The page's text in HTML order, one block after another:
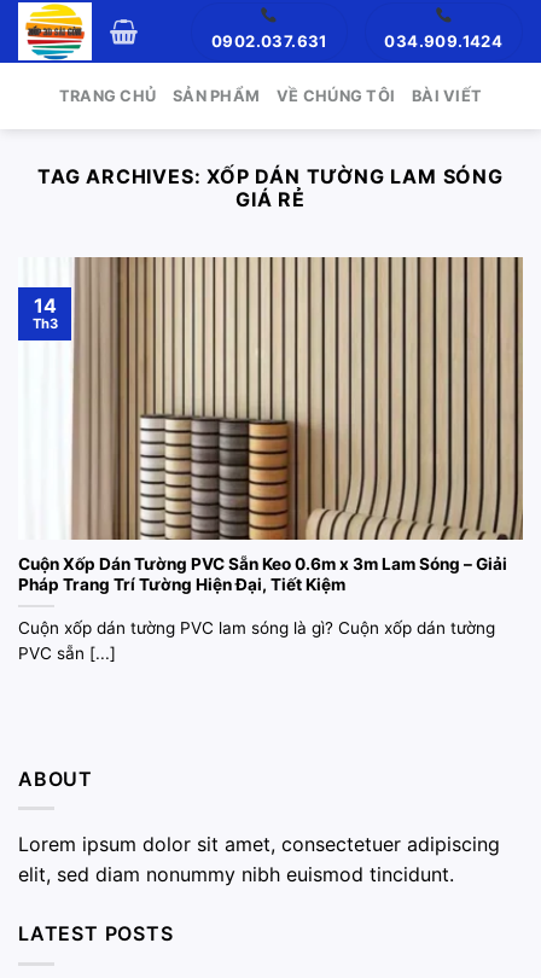
Skip
0902.037.631 034.909.1424
TRANG CHỦ SẢN PHẨM VỀ CHÚNG TÔI BÀI VIẾT
TAG ARCHIVES:XỐP DÁN TƯỜNG LAM SÓNG
GIÁ RẺ
Cuộn Xốp Dán Tường PVC Sẵn Keo 0.6m x 3m Lam Sóng – Giải
Pháp Trang Trí Tường Hiện Đại, Tiết Kiệm
Cuộn xốp dán tường PVC lam sóng là gì? Cuộn xốp dán tường
PVC sẵn [...]
14
Th3
ABOUT
Lorem ipsum dolor sit amet, consectetuer adipiscing
elit, sed diam nonummy nibh euismod tincidunt.
LATEST POSTS